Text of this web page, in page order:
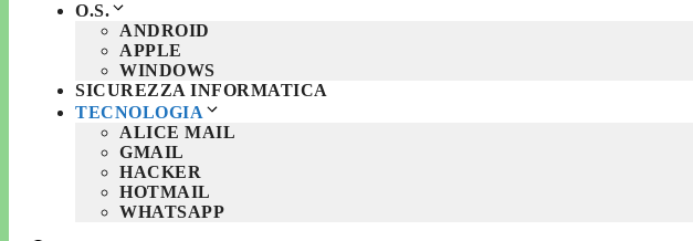
O.S.
ANDROID
APPLE
WINDOWS
SICUREZZA INFORMATICA
TECNOLOGIA
ALICE MAIL
GMAIL
HACKER
HOTMAIL
WHATSAPP